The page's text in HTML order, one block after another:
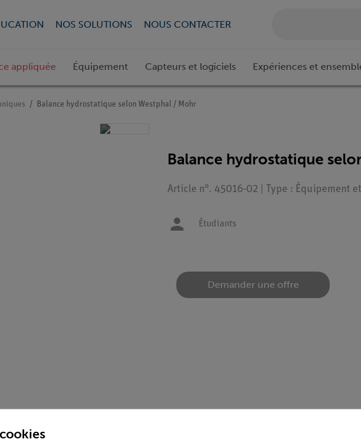
NOS SOLUTIONS NOUS CONTACTER
appliquée Équipement Capteurs et logiciels Expériences et
Balance hydrostatique selon Westphal / Mohr
Balance hydrostatique
Article n°. 45016-02 | Type : Équipement
Étudiants
Demander une offre
longueur inégale pour la détermination des densités des liquides et des corps solides.